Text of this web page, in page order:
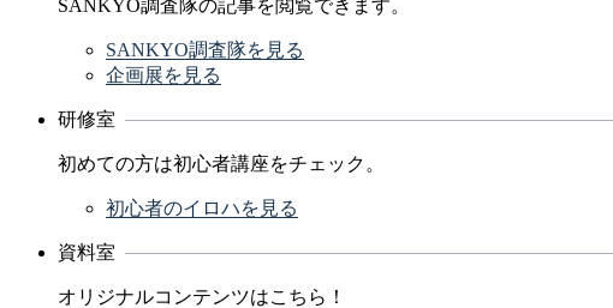
SANKYO調査隊の記事を閲覧できます。
SANKYO調査隊を見る
企画展を見る
研修室
初めての方は初心者講座をチェック。
初心者のイロハを見る
資料室
オリジナルコンテンツはこちら！